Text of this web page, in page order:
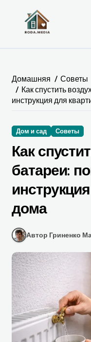
содержанию
Домашняя
Советы
Как спустить
инструкция для
Дом и сад Советы
Как
батареи:
дома
Автор Гриненко